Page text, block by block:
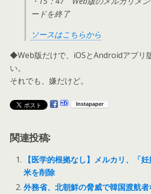
ードを終了
ソースはこちらから
◆Web版だけで、iOSとAndroidアプリ
い。
それでも、嫌だけど。
関連投稿:
【医学的根拠なし】メルカリ、「
米を削除
外務省、北朝鮮の脅威で韓国渡航